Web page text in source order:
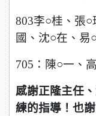
803李○桂、張○
國、沈○在、 易
705：陳○一、
感謝正隆主任
練的指導！也